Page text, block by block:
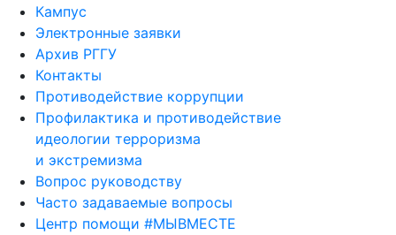
Фирменный стиль
Кампус
Электронные заявки
Архив РГГУ
Контакты
Противодействие коррупции
Профилактика и противодействие
идеологии терроризма
и экстремизма
Вопрос руководству
Часто задаваемые вопросы